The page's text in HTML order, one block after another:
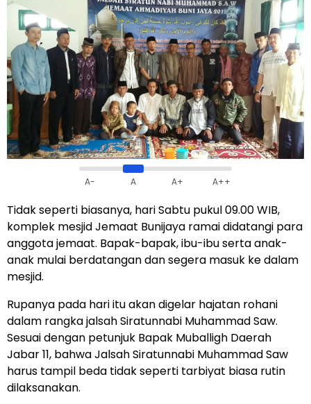
A- A A+ A++
Tidak seperti biasanya, hari Sabtu pukul 09.00 WIB,
komplek mesjid Jemaat Bunijaya ramai didatangi para
anggota jemaat. Bapak-bapak, ibu-ibu serta anak-
anak mulai berdatangan dan segera masuk ke dalam
mesjid.
Rupanya pada hari itu akan digelar hajatan rohani
dalam rangka jalsah Siratunnabi Muhammad Saw.
Sesuai dengan petunjuk Bapak Muballigh Daerah
Jabar 11, bahwa Jalsah Siratunnabi Muhammad Saw
harus tampil beda tidak seperti tarbiyat biasa rutin
dilaksanakan.